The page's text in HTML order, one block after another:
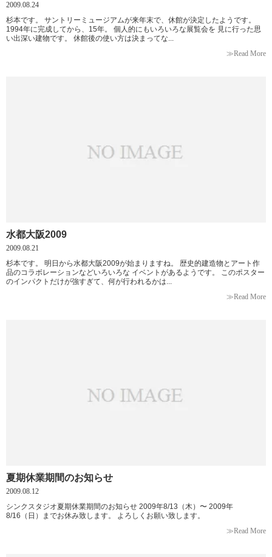
2009.08.24
杉本です。 サントリーミュージアムが来年末で、休館が決定したようです。
1994年に完成してから、15年。 個人的にもいろいろな展覧会を 見に行った思
い出深い建物です。 休館後の使い方は決まってな...
≫Read More
水都大阪2009
2009.08.21
杉本です。 明日から水都大阪2009が始まりますね。 歴史的建造物とアート作
品のコラボレーションなどいろいろな イベントがあるようです。 このポスター
のインパクトだけが強すぎて、何が行われるかは...
≫Read More
夏期休業期間のお知らせ
2009.08.12
シンクスタジオ夏期休業期間のお知らせ 2009年8/13（木）〜 2009年
8/16（日）までお休み致します。 よろしくお願い致します。
≫Read More